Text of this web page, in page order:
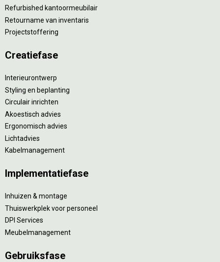
Refurbished kantoormeubilair
Retourname van inventaris
Projectstoffering
Creatiefase
Interieurontwerp
Styling en beplanting
Circulair inrichten
Akoestisch advies
Ergonomisch advies
Lichtadvies
Kabelmanagement
Implementatiefase
Inhuizen & montage
Thuiswerkplek voor personeel
DPI Services
Meubelmanagement
Gebruiksfase